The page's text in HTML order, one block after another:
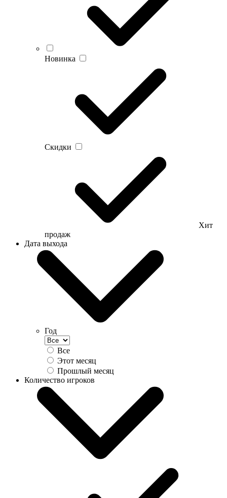
Новинка
Скидки
Хит
продаж
Дата выхода
Год
Все
Этот месяц
Прошлый месяц
Количество игроков